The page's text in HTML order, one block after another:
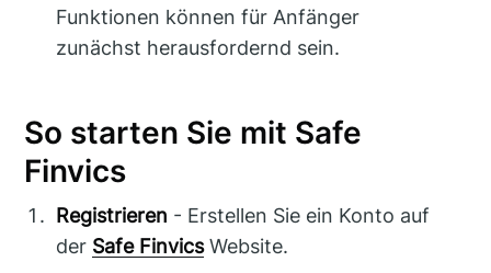
Funktionen können für Anfänger
zunächst herausfordernd sein.
So starten Sie mit Safe
Finvics
Registrieren - Erstellen Sie ein Konto auf
der Safe FinvicsWebsite.